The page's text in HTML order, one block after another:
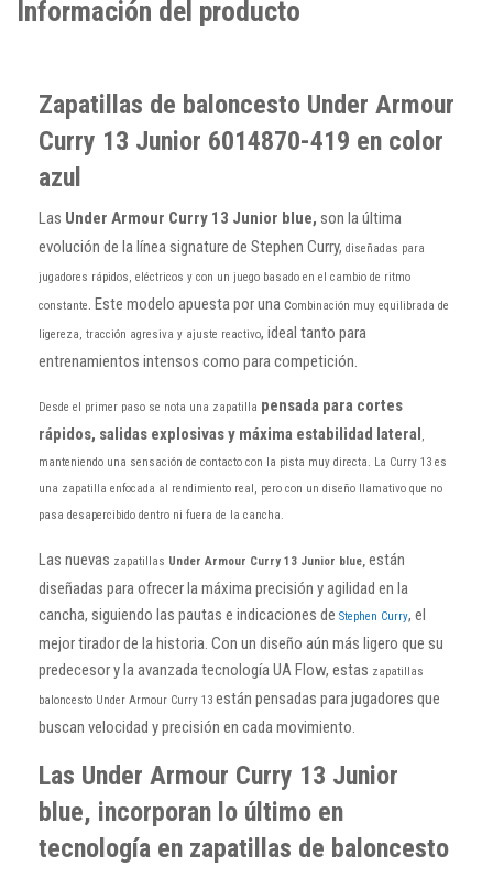
Información del producto
Zapatillas de baloncesto Under Armour
Curry 13 Junior 6014870-419 en color
azul
Las Under Armour Curry 13 Junior blue, son la última
evolución de la línea signature de Stephen Curry, diseñadas para
jugadores rápidos, eléctricos y con un juego basado en el cambio de ritmo
constante. Este modelo apuesta por una combinación muy equilibrada de
ligereza, tracción agresiva y ajuste reactivo, ideal tanto para
entrenamientos intensos como para competición.
Desde el primer paso se nota una zapatilla pensada para cortes
rápidos, salidas explosivas y máxima estabilidad lateral,
manteniendo una sensación de contacto con la pista muy directa. La Curry 13 es
una zapatilla enfocada al rendimiento real, pero con un diseño llamativo que no
pasa desapercibido dentro ni fuera de la cancha.
Las nuevas zapatillas Under Armour Curry 13 Junior blue, están
diseñadas para ofrecer la máxima precisión y agilidad en la
cancha, siguiendo las pautas e indicaciones de Stephen Curry, el
mejor tirador de la historia. Con un diseño aún más ligero que su
predecesor y la avanzada tecnología UA Flow, estas zapatillas
baloncesto Under Armour Curry 13 están pensadas para jugadores que
buscan velocidad y precisión en cada movimiento.
Las Under Armour Curry 13 Junior
blue, incorporan lo último en
tecnología en zapatillas de baloncesto